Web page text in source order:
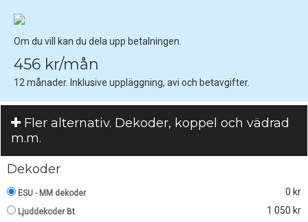
Om du vill kan du dela upp betalningen.
456 kr/mån
12 månader. Inklusive uppläggning, avi och betavgifter.
Fler alternativ. Dekoder, koppel och vädrad
m.m.
Dekoder
ESU - MM dekoder 0 kr
Ljuddekoder Bt 1 050 kr